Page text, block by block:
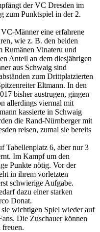
der VC Dresden im
zum Punktspiel in der 2.
Männer eine erfahrene
wie z. B. den beiden
Rumänen Vinateru und
Anteil an dem diesjährigen
aus Schwaig sind
zum Drittplatzierten
Eltmann. In den
bisher austrugen, gingen
allerdings viermal mit
kassierte in Schwaig
die Rand-Nürnberger mit
reisen, zumal sie bereits
Tabellenplatz 6, aber nur 3
Im Kampf um den
Punkte nötig. Vor der
in ihrem vorletzten
schwierige Aufgabe.
dazu einer starken
Donat.
wichtigen Spiel wieder auf
Die Zuschauer können
freuen.